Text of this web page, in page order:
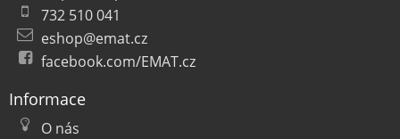
732 510 041
eshop@emat.cz
facebook.com/EMAT.cz
Informace
O nás